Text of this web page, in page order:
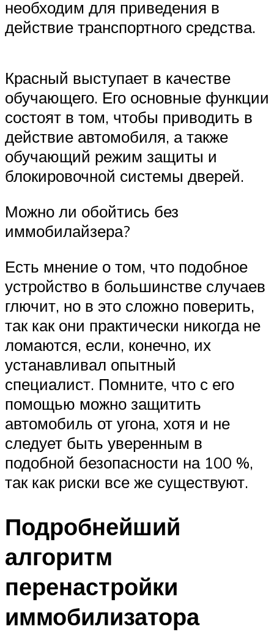
необходим для приведения в
действие транспортного средства.
Красный выступает в качестве
обучающего. Его основные функции
состоят в том, чтобы приводить в
действие автомобиля, а также
обучающий режим защиты и
блокировочной системы дверей.
Можно ли обойтись без
иммобилайзера?
Есть мнение о том, что подобное
устройство в большинстве случаев
глючит, но в это сложно поверить,
так как они практически никогда не
ломаются, если, конечно, их
устанавливал опытный
специалист. Помните, что с его
помощью можно защитить
автомобиль от угона, хотя и не
следует быть уверенным в
подобной безопасности на 100 %,
так как риски все же существуют.
Подробнейший
алгоритм
перенастройки
иммобилизатора